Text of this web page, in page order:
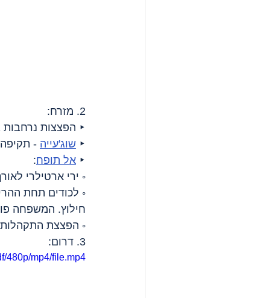
2. מזרח:
‣ הפצצות נרחבות
‣ שוג'עייה -
‣ אל תופח:
◦ ירי ארטילרי
◦ לכודים תחת
חילוץ. המשפחה
◦ הפצצת התקהלות תושבים
3. דרום:
480p/mp4/file.mp4